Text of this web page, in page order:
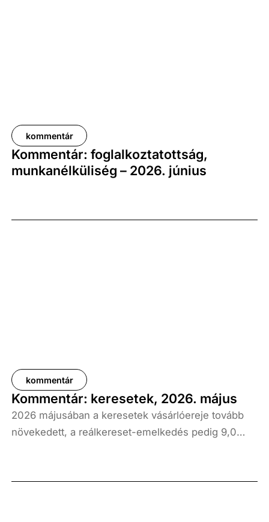
kommentár
Kommentár: foglalkoztatottság,
munkanélküliség – 2026. június
kommentár
Kommentár: keresetek, 2026. május
2026 májusában a keresetek vásárlóereje tovább
növekedett, a reálkereset-emelkedés pedig 9,0
százalékot, a nettóé 11,0 százalékot tett ki, emellett